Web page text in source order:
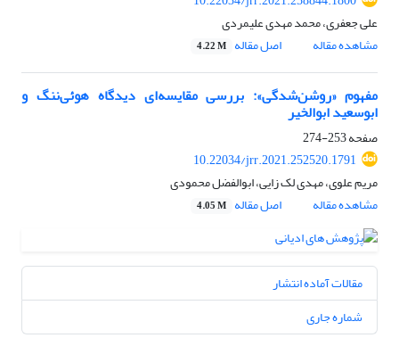
علی جعفری، محمد مهدی علیمردی
مشاهده مقاله
اصل مقاله 4.22 M
مفهوم «روشن‌شدگی»: بررسی مقایسه‌ای دیدگاه هوئی‌ننگ و
ابوسعید ابوالخیر
صفحه253-274
10.22034/jrr.2021.252520.1791
مریم علوی، مهدی لک زایی، ابوالفضل محمودی
مشاهده مقاله
اصل مقاله 4.05 M
مقالات آماده انتشار
شماره جاری